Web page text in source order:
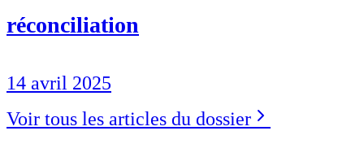
réconciliation
14 avril 2025
Voir tous les articles du dossier